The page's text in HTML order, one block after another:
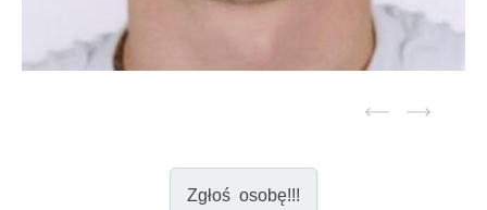
Zgłoś osobę!!!